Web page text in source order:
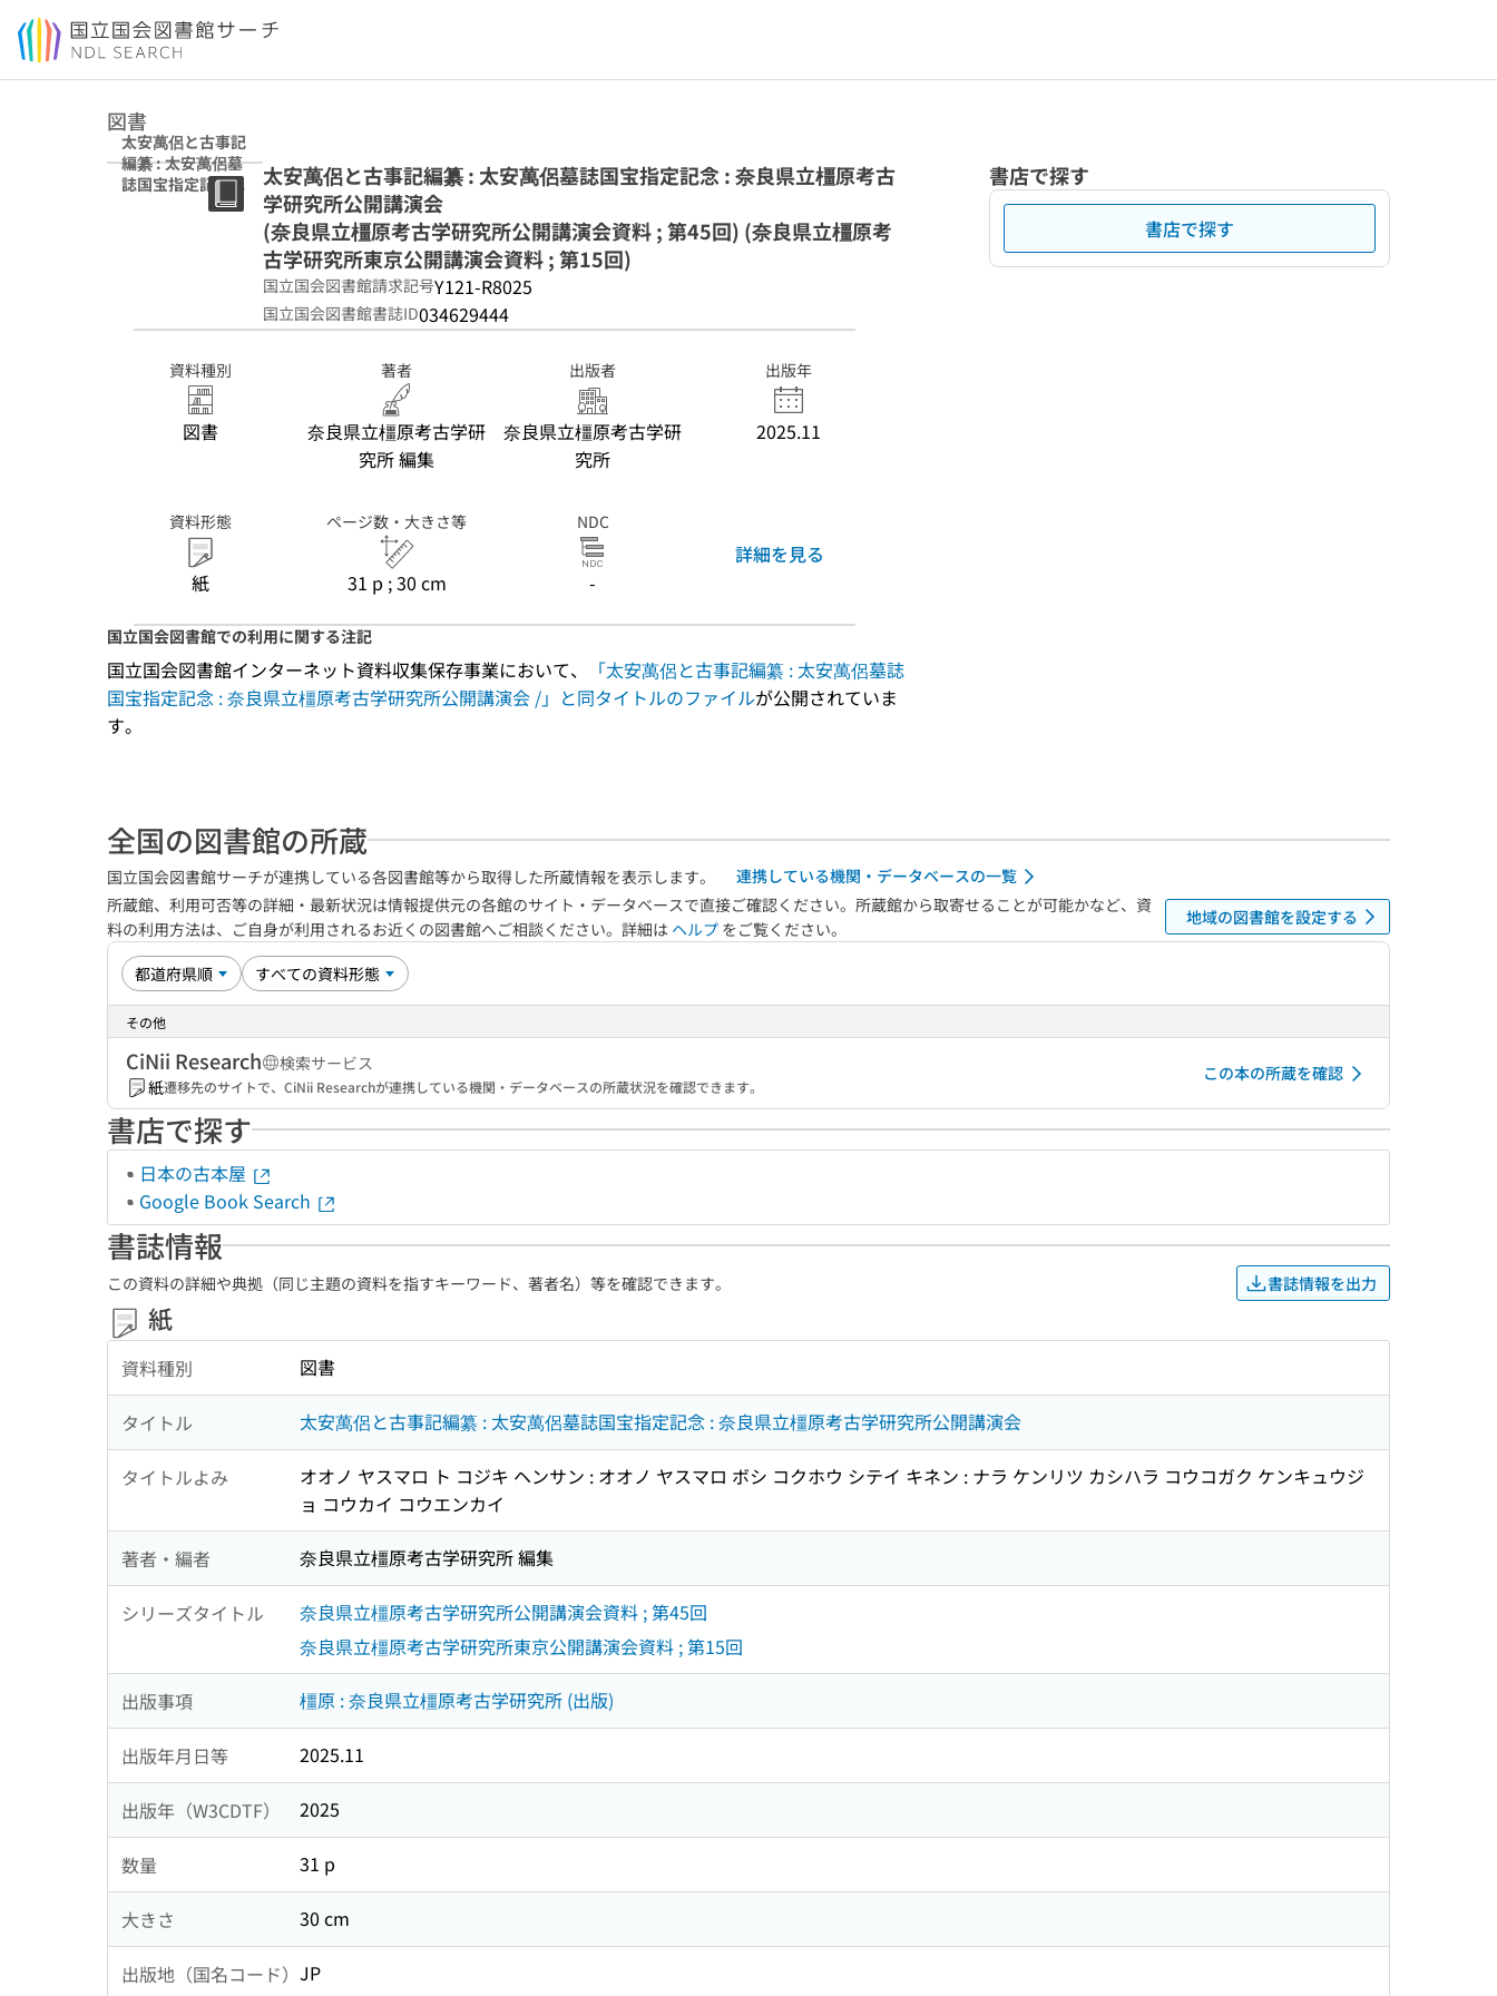
本文へ移動
図書
太安萬侶と古事記
編纂 : 太安萬侶墓
誌国宝指定記念 :
奈良県立橿原考古
考古学研究所東京
第15回)
太安萬侶と古事記編纂 : 太安萬侶墓誌国宝指定記念 : 奈良県立橿原考古
学研究所公開講演会
(奈良県立橿原考古学研究所公開講演会資料 ; 第45回) (奈良県立橿原考
古学研究所東京公開講演会資料 ; 第15回)
国立国会図書館請求記号Y121-R8025
国立国会図書館書誌ID034629444
資料種別
図書
著者
奈良県立橿原考古学研
究所 編集
出版者
奈良県立橿原考古学研
究所
出版年
2025.11
資料形態
紙
ページ数・大きさ等
31 p ; 30 cm
NDC
-
詳細を見る
国立国会図書館での利用に関する注記
国立国会図書館インターネット資料収集保存事業において、
「太安萬侶と古事記編纂 : 太安萬侶墓誌
国宝指定記念 : 奈良県立橿原考古学研究所公開講演会 /」と同タイトルのファイルが公開されていま
す。
書店で探す
書店で探す
全国の図書館の所蔵
国立国会図書館サーチが連携している各図書館等から取得した所蔵情報を表示します。
連携している機関・データベースの一覧
所蔵館、利用可否等の詳細・最新状況は情報提供元の各館のサイト・データベースで直接ご確認ください。所蔵館から取寄せることが可能かなど、資
料の利用方法は、ご自身が利用されるお近くの図書館へご相談ください。詳細は ヘルプ をご覧ください。
地域の図書館を設定する
その他
CiNii Research
検索サービス
紙遷移先のサイトで、CiNii Researchが連携している機関・データベースの所蔵状況を確認できます。
この本の所蔵を確認
書店で探す
日本の古本屋
Google Book Search
書誌情報
この資料の詳細や典拠（同じ主題の資料を指すキーワード、著者名）等を確認できます。 書誌情報を出力
紙
資料種別 図書
タイトル 太安萬侶と古事記編纂 : 太安萬侶墓誌国宝指定記念 : 奈良県立橿原考古学研究所公開講演会
タイトルよみ
オオノ ヤスマロ ト コジキ ヘンサン : オオノ ヤスマロ ボシ コクホウ シテイ キネン : ナラ ケンリツ カシハラ コウコガク ケンキュウジ
ョ コウカイ コウエンカイ
著者・編者 奈良県立橿原考古学研究所 編集
シリーズタイトル
奈良県立橿原考古学研究所公開講演会資料 ; 第45回
奈良県立橿原考古学研究所東京公開講演会資料 ; 第15回
出版事項 橿原 : 奈良県立橿原考古学研究所 (出版)
出版年月日等 2025.11
出版年（W3CDTF） 2025
数量 31 p
大きさ 30 cm
出版地（国名コード） JP